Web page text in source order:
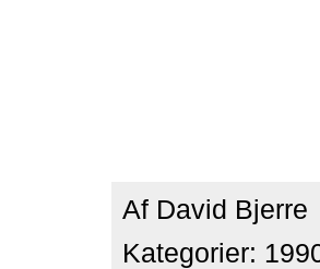
Af David Bjerre
Kategorier: